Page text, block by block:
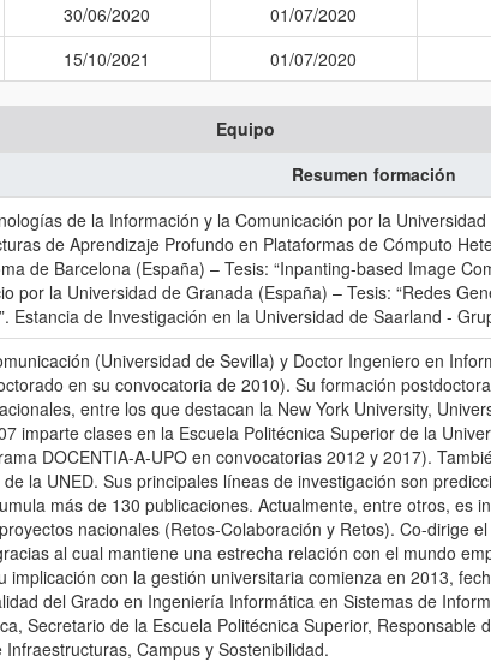
30/06/2020 01/07/2020
15/10/2021 01/07/2020
Equipo
Resumen formación
de la Información y la Comunicación por la
de Aprendizaje Profundo en Plataformas de Cómputo
de Barcelona (España) – Tesis: “Inpanting-based Image
por la Universidad de Granada (España) – Tesis: “Redes
Estancia de Investigación en la Universidad de Saarland -
(Universidad de Sevilla) y Doctor Ingeniero en
en su convocatoria de 2010). Su formación
entre los que destacan la New York University,
imparte clases en la Escuela Politécnica Superior de la
DOCENTIA-A-UPO en convocatorias 2012 y 2017).
la UNED. Sus principales líneas de investigación son
más de 130 publicaciones. Actualmente, entre otros, es
nacionales (Retos-Colaboración y Retos). Co-dirige
al cual mantiene una estrecha relación con el mundo
implicación con la gestión universitaria comienza en 2013,
del Grado en Ingeniería Informática en Sistemas de
Secretario de la Escuela Politécnica Superior, Responsable
Campus y Sostenibilidad.